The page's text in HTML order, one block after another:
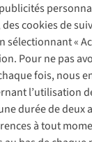
cookies de
sélectionnant «
Pour ne pas
fois, nous
l’utilisation
durée de deux
à tout
Suivez-nous
Politique
générales